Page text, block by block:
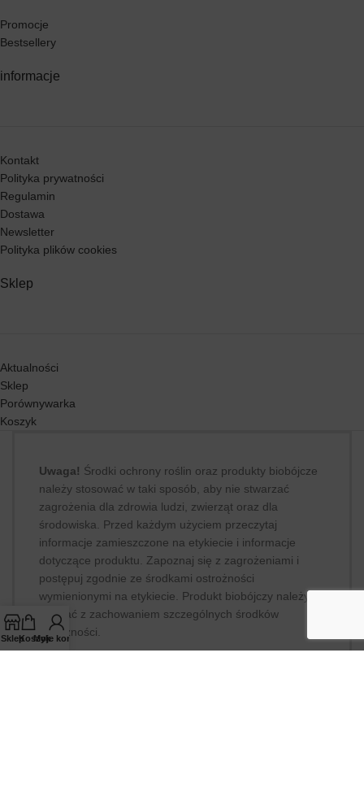
Promocje
Bestsellery
informacje
Kontakt
Polityka prywatności
Regulamin
Dostawa
Newsletter
Polityka plików cookies
Sklep
Aktualności
Sklep
Porównywarka
Koszyk
Uwaga! Środki ochrony roślin oraz produkty biobójcze
należy stosować w taki sposób, aby nie stwarzać
zagrożenia dla zdrowia ludzi, zwierząt oraz dla
środowiska. Przed każdym użyciem przeczytaj
informacje zamieszczone na etykiecie i informacje
dotyczące produktu. Zapoznaj się z zagrożeniami i
postępuj zgodnie ze środkami ostrożności
wymienionymi na etykiecie. Produkt biobójczy należy
używać z zachowaniem szczególnych środków
ostrożności.
SklepKoszykMoje konto